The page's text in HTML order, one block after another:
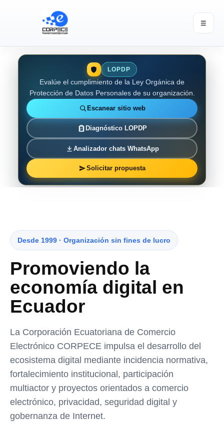
☰
LOPDP
Evalúe el cumplimiento de la Ley Orgánica de
Protección de Datos Personales de su organización.
Escanear sitio web
Diagnóstico LOPDP
Analizador chats WhatsApp
Solicitar propuesta
Desde 1999 · Organización sin fines de lucro
Promoviendo la
economía digital en
Ecuador
La Corporación Ecuatoriana de Comercio
Electrónico CORPECE impulsa el desarrollo del
ecosistema digital mediante incidencia normativa,
fortalecimiento institucional, participación
multiactor y proyectos orientados a comercio
electrónico, privacidad, seguridad digital y
gobernanza de Internet.